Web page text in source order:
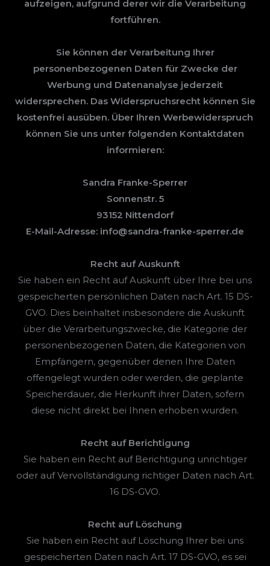
aufzeigen, aufgrund derer wir die Verarbeitung
fortführen.
Sie können der Verarbeitung Ihrer
personenbezogenen Daten für Zwecke der
Werbung und Datenanalyse jederzeit
widersprechen. Das Widerspruchsrecht können Sie
kostenfrei ausüben. Über Ihren Werbewiderspruch
können Sie uns unter folgenden Kontaktdaten
informieren:
Sandra Franke-Sperrer
Sonnenstr. 5
93152 Nittendorf
E-Mail-Adresse: info@sandra-franke-sperrer.de
Recht auf Auskunft
Sie haben ein Recht auf Auskunft über Ihre bei uns
gespeicherten persönlichen Daten nach Art. 15 DS-
GVO. Dies beinhaltet insbesondere die Auskunft
über die Verarbeitungszwecke, die Kategorie der
personenbezogenen Daten, die Kategorien von
Empfängern, gegenüber denen Ihre Daten
offengelegt wurden oder werden, die geplante
Speicherdauer, die Herkunft ihrer Daten, sofern
diese nicht direkt bei Ihnen erhoben wurden.
Recht auf Berichtigung
Sie haben ein Recht auf Berichtigung unrichtiger
oder auf Vervollständigung richtiger Daten nach Art.
16 DS-GVO.
Recht auf Löschung
Sie haben ein Recht auf Löschung Ihrer bei uns
gespeicherten Daten nach Art. 17 DS-GVO, es sei